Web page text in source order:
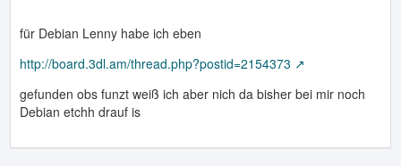
für Debian Lenny habe ich eben
http://board.3dl.am/thread.php?postid=2154373
gefunden obs funzt weiß ich aber nich da bisher bei mir noch
Debian etchh drauf is